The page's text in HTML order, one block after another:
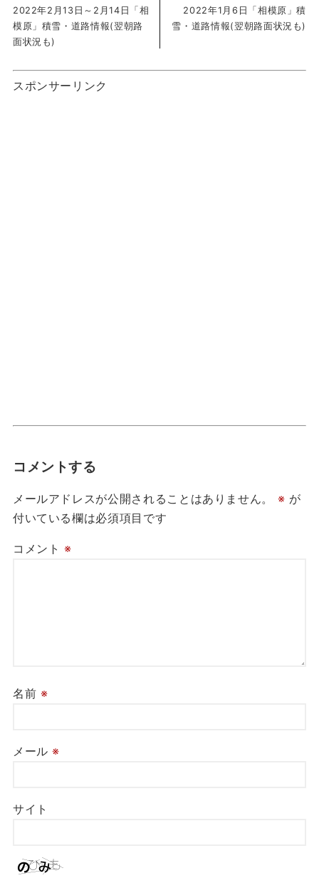
2022年2月13日～2月14日「相
模原」積雪・道路情報(翌朝路
面状況も)
2022年1月6日「相模原」積
雪・道路情報(翌朝路面状況も)
スポンサーリンク
コメントする
メールアドレスが公開されることはありません。 ※ が
付いている欄は必須項目です
コメント ※
名前 ※
メール ※
サイト